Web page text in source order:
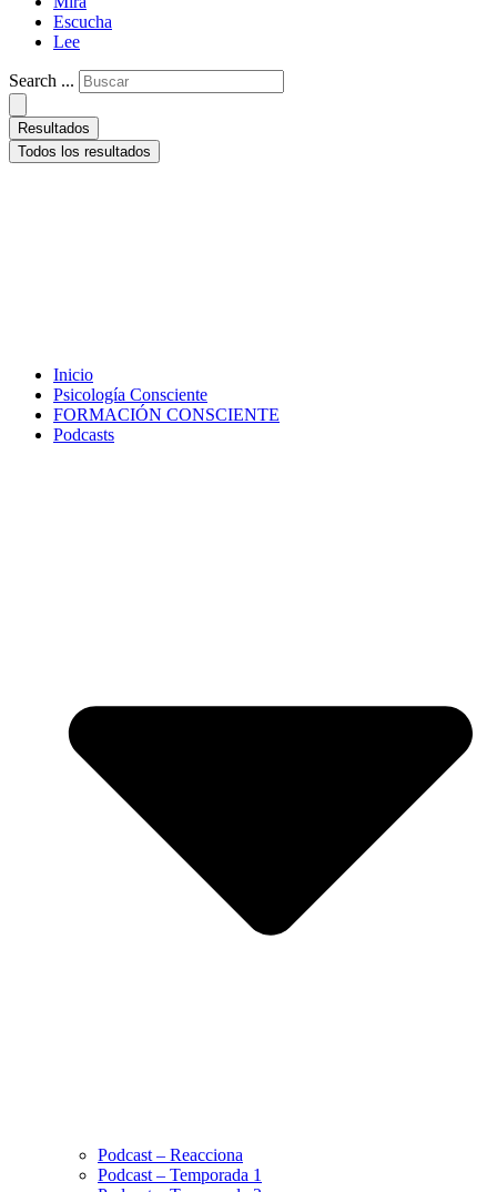
Escucha
Lee
Search ...
Resultados
Todos los resultados
Inicio
Psicología Consciente
FORMACIÓN CONSCIENTE
Podcasts
Podcast – Reacciona
Podcast – Temporada 1